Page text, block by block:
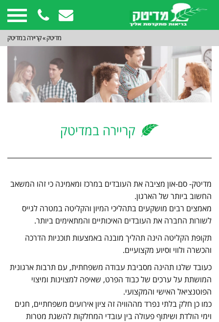
מדיטק»קריירה במדיטק
קריירה במדיטק
מדיטק- סם-און מציבה את העובדים במרכז ומאמינה כי זהו המשאב
החשוב ביותר של הארגון.
מאמצים רבים מושקעים בתהליכי המיון והקליטה במטרה לגייס
לשורות החברה את העובדים האיכותיים והמתאימים ביותר.
תקופת הקליטה הינה תהליך מובנה באמצעות תוכניות הדרכה
והכשרה ולווי וסיוע מקצועיים.
כעובד שלנו תהינה מסביבת עבודה משפחתית, עם תרבות ארגונית
המושתת על ערכים של כבוד הפרט, שאיפה למצוינות ומיצוי
הפוטנציאל האישי והמקצועי.
כמו כן חלק בלתי נפרד מההוויה זה ציון אירועים משפחתיים, חגים
וימי הולדת ושיתוף פעולה בין עובדי המחלקות להשגת מטרות